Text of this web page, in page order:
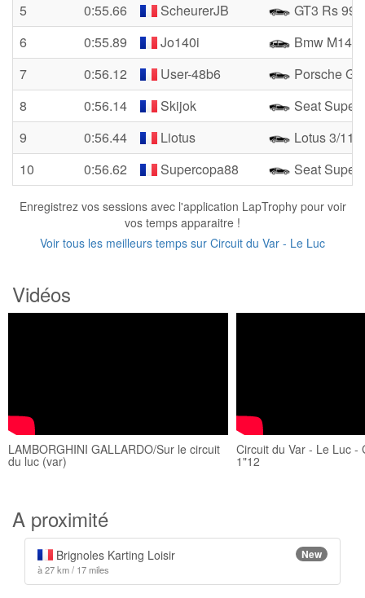
5
0:55.66 ScheurerJB
GT3 Rs 991
6
0:55.89 Jo140i
Bmw M140i
7
0:56.12 User-48b6
Porsche
8
0:56.14 Skijok
Seat
9
0:56.44 Liotus
Lotus 3/11
10
0:56.62 Supercopa88 Seat
Enregistrez vos sessions avec l'application LapTrophy pour voir
vos temps apparaitre !
Voir tous les meilleurs temps sur Circuit du Var - Le Luc
Vidéos
LAMBORGHINI GALLARDO/Sur le circuit
du luc (var)
Circuit du Var - Le Luc -
1"12
A proximité
Brignoles Karting Loisir New
à 27 km / 17 miles